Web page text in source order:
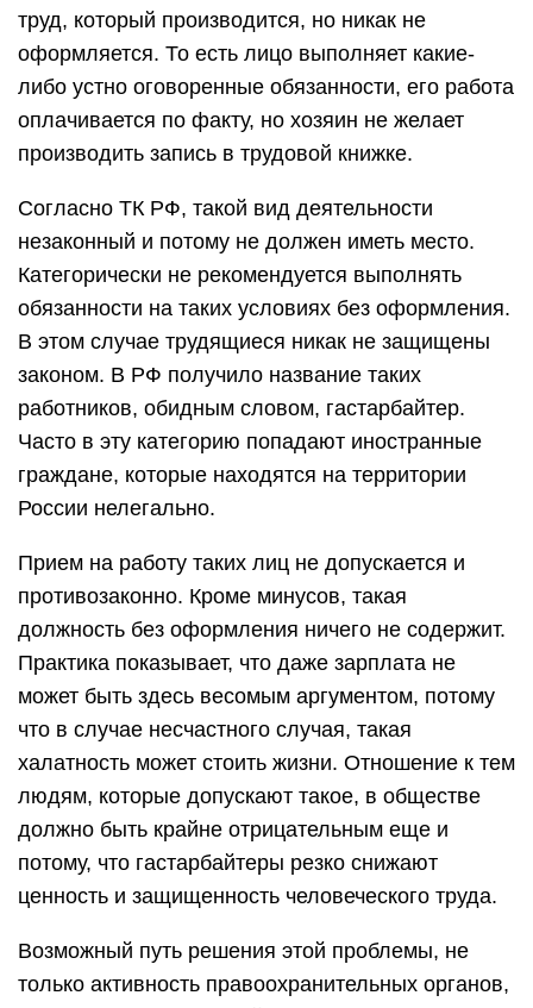
труд, который производится, но никак не
оформляется. То есть лицо выполняет какие-
либо устно оговоренные обязанности, его работа
оплачивается по факту, но хозяин не желает
производить запись в трудовой книжке.
Согласно ТК РФ, такой вид деятельности
незаконный и потому не должен иметь место.
Категорически не рекомендуется выполнять
обязанности на таких условиях без оформления.
В этом случае трудящиеся никак не защищены
законом. В РФ получило название таких
работников, обидным словом, гастарбайтер.
Часто в эту категорию попадают иностранные
граждане, которые находятся на территории
России нелегально.
Прием на работу таких лиц не допускается и
противозаконно. Кроме минусов, такая
должность без оформления ничего не содержит.
Практика показывает, что даже зарплата не
может быть здесь весомым аргументом, потому
что в случае несчастного случая, такая
халатность может стоить жизни. Отношение к тем
людям, которые допускают такое, в обществе
должно быть крайне отрицательным еще и
потому, что гастарбайтеры резко снижают
ценность и защищенность человеческого труда.
Возможный путь решения этой проблемы, не
только активность правоохранительных органов,